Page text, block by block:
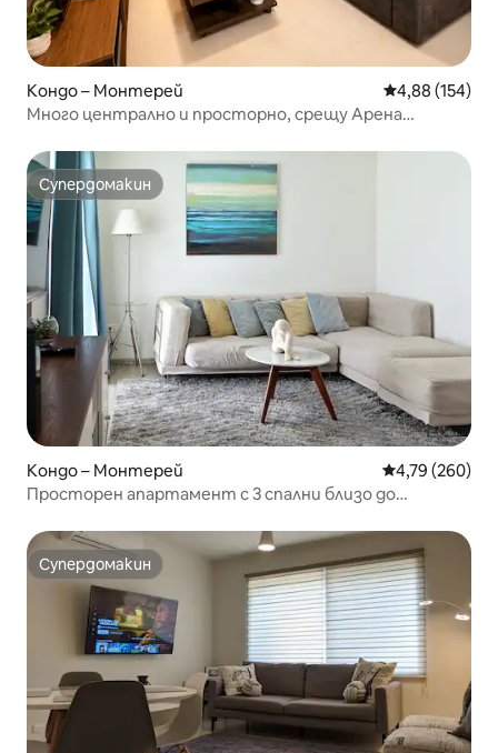
Кондо – Монтерей Средна
4,88 (154)
Много централно и просторно, срещу Арена
Супердомакин
Супердомакин
Кондо – Монтерей Средна
4,79 (260)
Просторен апартамент с 3 спални близо до
Супердомакин
Супердомакин